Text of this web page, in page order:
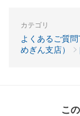
カテゴリ
よくあるご質
めぎん支店）
こ